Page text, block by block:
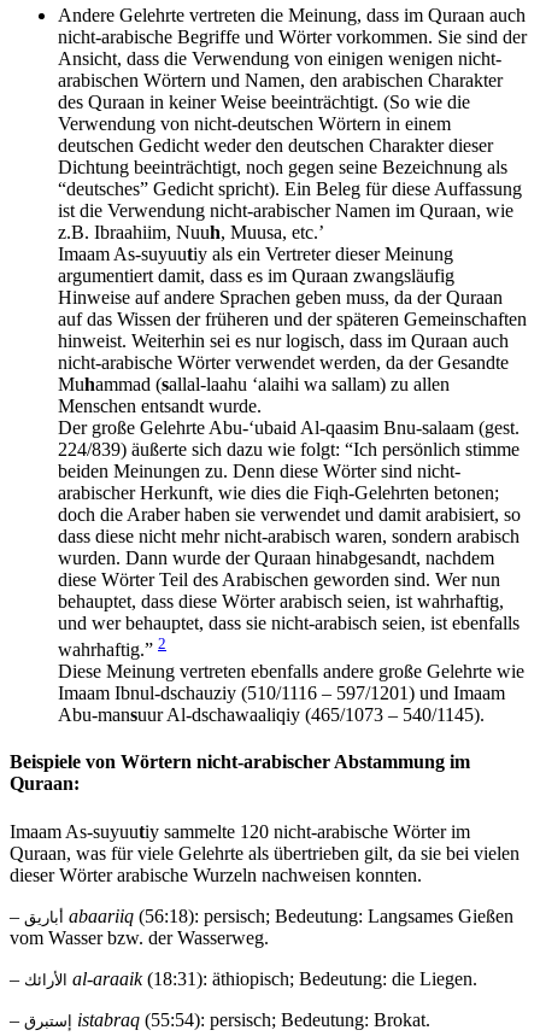
Andere Gelehrte vertreten die Meinung, dass im Quraan auch
nicht-arabische Begriffe und Wörter vorkommen. Sie sind der
Ansicht, dass die Verwendung von einigen wenigen nicht-
arabischen Wörtern und Namen, den arabischen Charakter
des Quraan in keiner Weise beeinträchtigt. (So wie die
Verwendung von nicht-deutschen Wörtern in einem
deutschen Gedicht weder den deutschen Charakter dieser
Dichtung beeinträchtigt, noch gegen seine Bezeichnung als
“deutsches” Gedicht spricht). Ein Beleg für diese Auffassung
ist die Verwendung nicht-arabischer Namen im Quraan, wie
z.B. Ibraahiim, Nuuh, Muusa, etc.’
Imaam As-suyuutiy als ein Vertreter dieser Meinung
argumentiert damit, dass es im Quraan zwangsläufig
Hinweise auf andere Sprachen geben muss, da der Quraan
auf das Wissen der früheren und der späteren Gemeinschaften
hinweist. Weiterhin sei es nur logisch, dass im Quraan auch
nicht-arabische Wörter verwendet werden, da der Gesandte
Muhammad (sallal-laahu ‘alaihi wa sallam) zu allen
Menschen entsandt wurde.
Der große Gelehrte Abu-‘ubaid Al-qaasim Bnu-salaam (gest.
224/839) äußerte sich dazu wie folgt: “Ich persönlich stimme
beiden Meinungen zu. Denn diese Wörter sind nicht-
arabischer Herkunft, wie dies die Fiqh-Gelehrten betonen;
doch die Araber haben sie verwendet und damit arabisiert, so
dass diese nicht mehr nicht-arabisch waren, sondern arabisch
wurden. Dann wurde der Quraan hinabgesandt, nachdem
diese Wörter Teil des Arabischen geworden sind. Wer nun
behauptet, dass diese Wörter arabisch seien, ist wahrhaftig,
und wer behauptet, dass sie nicht-arabisch seien, ist ebenfalls
wahrhaftig.” 2
Diese Meinung vertreten ebenfalls andere große Gelehrte wie
Imaam Ibnul-dschauziy (510/1116 – 597/1201) und Imaam
Abu-mansuur Al-dschawaaliqiy (465/1073 – 540/1145).
Beispiele von Wörtern nicht-arabischer Abstammung im
Quraan:
Imaam As-suyuutiy sammelte 120 nicht-arabische Wörter im
Quraan, was für viele Gelehrte als übertrieben gilt, da sie bei vielen
dieser Wörter arabische Wurzeln nachweisen konnten.
– أباريق abaariiq (56:18): persisch; Bedeutung: Langsames Gießen
vom Wasser bzw. der Wasserweg.
– الأرائك al-araaik(18:31): äthiopisch; Bedeutung: die Liegen.
– إستبرق istabraq (55:54): persisch; Bedeutung: Brokat.